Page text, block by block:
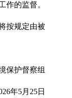
作的监督。
按规定由被
保护督察组
年5月25日